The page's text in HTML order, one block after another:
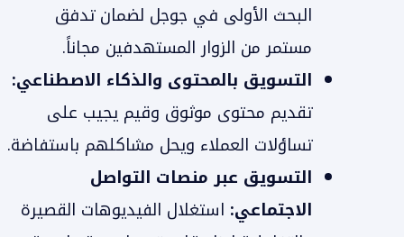
البحث الأولى في جوجل لضمان تدفق
مستمر من الزوار المستهدفين مجاناً.
التسويق بالمحتوى والذكاء الاصطناعي:
تقديم محتوى موثوق وقيم يجيب على
تساؤلات العملاء ويحل مشاكلهم باستفاضة.
التسويق عبر منصات التواصل
الاجتماعي: استغلال الفيديوهات القصيرة